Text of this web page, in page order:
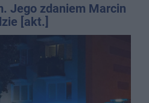
Jego zdaniem Marcin
[akt.]